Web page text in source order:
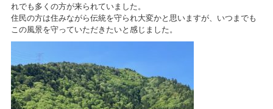
れでも多くの方が来られていました。
住民の方は住みながら伝統を守られ大変かと思いますが、いつまでも
この風景を守っていただきたいと感じました。